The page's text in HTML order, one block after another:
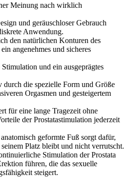
Meinung nach wirklich
und geräuschloser Gebrauch
Anwendung.
den natürlichen Konturen des
angenehmes und sicheres
und ein ausgeprägtes
durch die spezielle Form und Größe
Orgasmen und gesteigertem
für eine lange Tragezeit ohne
der Prostatastimulation jederzeit
geformte Fuß sorgt dafür,
Platz bleibt und nicht verrutscht.
Stimulation der Prostata
führen, die das sexuelle
steigert.